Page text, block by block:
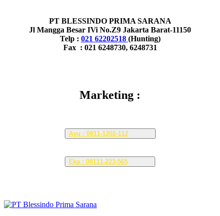
PT BLESSINDO PRIMA SARANA
Jl Mangga Besar IVi No.Z9 Jakarta Barat-11150
Telp : 021 62202518 (Hunting)
Fax : 021 6248730, 6248731
Marketing :
Ayu : 0811-1202-112
Eka : 08111-223-565